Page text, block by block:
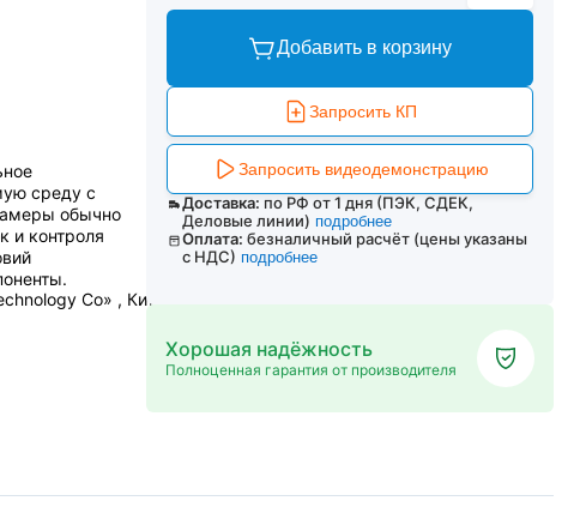
среду с
обычно
и контроля
Co» , Китай
Добавить в корзину
Запросить КП
Запросить видеодемонстрацию
Доставка: по РФ от 1 дня (ПЭК, СДЕК,
Деловые линии) подробнее
Оплата: безналичный расчёт (цены указаны
с НДС) подробнее
Хорошая надёжность
Полноценная гарантия от производителя